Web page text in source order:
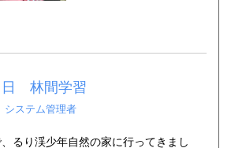
日 林間学習
システム管理者
るり渓少年自然の家に行ってきまし